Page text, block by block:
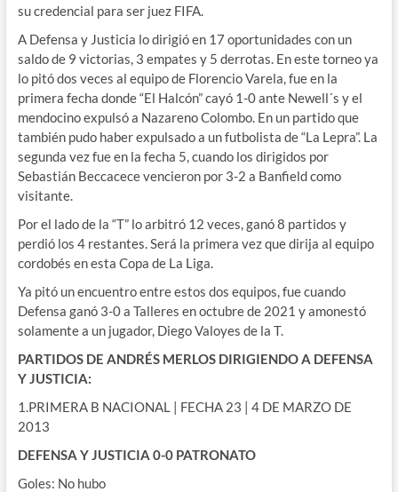
su credencial para ser juez FIFA.
A Defensa y Justicia lo dirigió en 17 oportunidades con un
saldo de 9 victorias, 3 empates y 5 derrotas. En este torneo ya
lo pitó dos veces al equipo de Florencio Varela, fue en la
primera fecha donde “El Halcón” cayó 1-0 ante Newell´s y el
mendocino expulsó a Nazareno Colombo. En un partido que
también pudo haber expulsado a un futbolista de “La Lepra”. La
segunda vez fue en la fecha 5, cuando los dirigidos por
Sebastián Beccacece vencieron por 3-2 a Banfield como
visitante.
Por el lado de la “T” lo arbitró 12 veces, ganó 8 partidos y
perdió los 4 restantes. Será la primera vez que dirija al equipo
cordobés en esta Copa de La Liga.
Ya pitó un encuentro entre estos dos equipos, fue cuando
Defensa ganó 3-0 a Talleres en octubre de 2021 y amonestó
solamente a un jugador, Diego Valoyes de la T.
PARTIDOS DE ANDRÉS MERLOS DIRIGIENDO A DEFENSA
Y JUSTICIA:
1.PRIMERA B NACIONAL | FECHA 23 | 4 DE MARZO DE
2013
DEFENSA Y JUSTICIA 0-0 PATRONATO
Goles: No hubo